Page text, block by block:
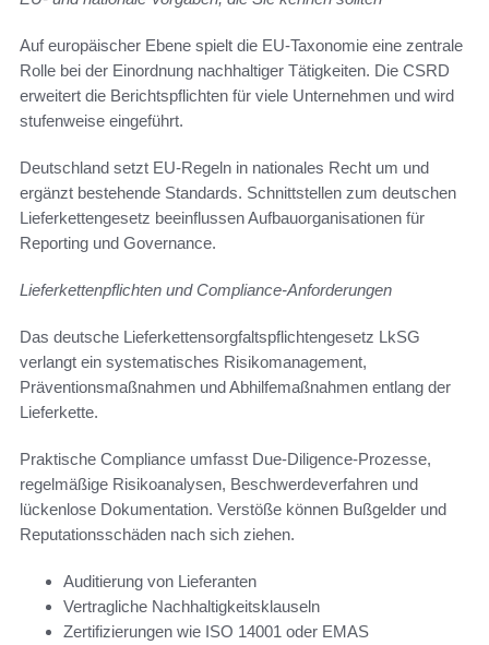
Auf europäischer Ebene spielt die EU-Taxonomie eine zentrale
Rolle bei der Einordnung nachhaltiger Tätigkeiten. Die CSRD
erweitert die Berichtspflichten für viele Unternehmen und wird
stufenweise eingeführt.
Deutschland setzt EU-Regeln in nationales Recht um und
ergänzt bestehende Standards. Schnittstellen zum deutschen
Lieferkettengesetz beeinflussen Aufbauorganisationen für
Reporting und Governance.
Lieferkettenpflichten und Compliance-Anforderungen
Das deutsche Lieferkettensorgfaltspflichtengesetz LkSG
verlangt ein systematisches Risikomanagement,
Präventionsmaßnahmen und Abhilfemaßnahmen entlang der
Lieferkette.
Praktische Compliance umfasst Due-Diligence-Prozesse,
regelmäßige Risikoanalysen, Beschwerdeverfahren und
lückenlose Dokumentation. Verstöße können Bußgelder und
Reputationsschäden nach sich ziehen.
Auditierung von Lieferanten
Vertragliche Nachhaltigkeitsklauseln
Zertifizierungen wie ISO 14001 oder EMAS